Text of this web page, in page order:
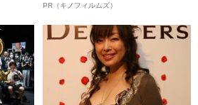
PR（キノフィルムズ）